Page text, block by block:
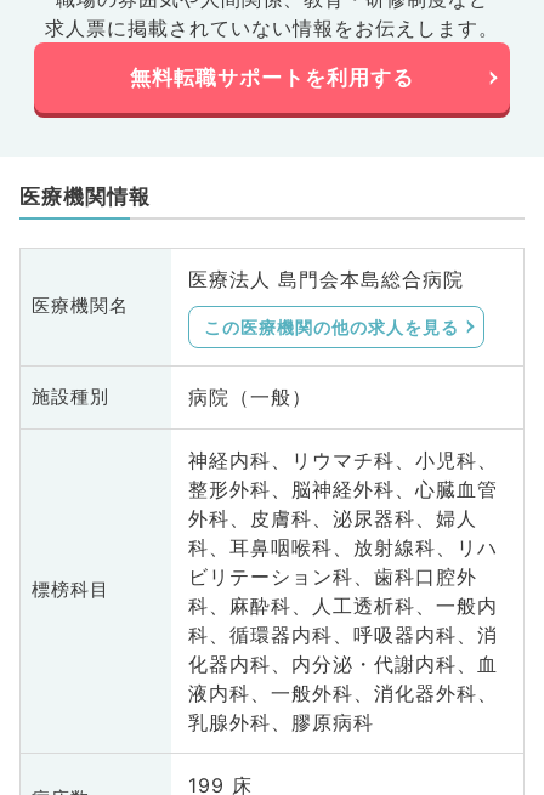
求人票に掲載されていない情報をお伝えします。
無料転職サポートを利用する
医療機関情報
医療機関名
医療法人 島門会本島総合病院
この医療機関の他の求人を見る
施設種別 病院（一般）
標榜科目
神経内科、リウマチ科、小児科、
整形外科、脳神経外科、心臓血管
外科、皮膚科、泌尿器科、婦人
科、耳鼻咽喉科、放射線科、リハ
ビリテーション科、歯科口腔外
科、麻酔科、人工透析科、一般内
科、循環器内科、呼吸器内科、消
化器内科、内分泌・代謝内科、血
液内科、一般外科、消化器外科、
乳腺外科、膠原病科
199 床